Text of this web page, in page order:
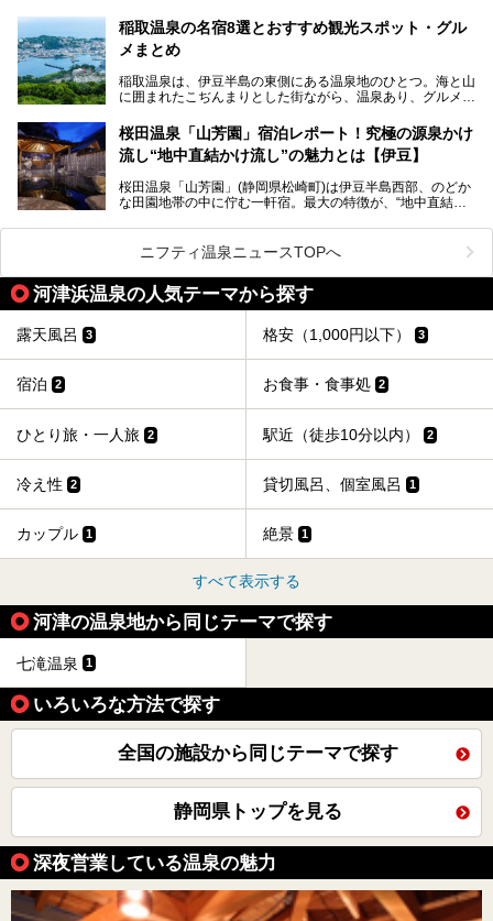
ャー施設など、現在リニューアルオープンしている施設を中
心に、家族連れでも大人だけでも、おひとりさまでも多彩な
楽しみ方ができる「プレジャーリゾート 伊豆赤沢温泉」を
───
この記事はプレジャーリゾート 伊豆赤沢温泉のPR記事で
す。
ちろん日帰りでも楽しめるのが魅力です。
この記事では、伊豆長岡温泉の歴史や魅力、おすすめの宿を
る温泉施設も紹介します！
稲取温泉の名宿8選とおすすめ観光スポット・グル
メまとめ
稲取温泉は、伊豆半島の東側にある温泉地のひとつ。海と山
に囲まれたこぢんまりとした街ながら、温泉あり、グルメあ
京からは約2時間30分、直通電車もありアクセスしやすいの
もうれしいところ。
入れる温泉施設、チェックしたい観光スポットやアクティビ
ティなどを一挙にまとめピックアップ。伊豆稲取温泉を訪れ
桜田温泉「山芳園」宿泊レポート！究極の源泉かけ
流し“地中直結かけ流し”の魅力とは【伊豆】
桜田温泉「山芳園」(静岡県松崎町)は伊豆半島西部、のどか
な田園地帯の中に佇む一軒宿。最大の特徴が、“地中直結か
地下に眠る源泉を加水・加温・消毒無し、さらには途中過程
で空気にも触れさせることなく浴槽まで提供。「究極の源泉
かけ流し」と言っても決して過言ではありません。
今回、桜田温泉「山芳園」の“温泉”を中心に、その魅力を詳
細レポート。また口コミの評判も非常に高い宿であり、客室
や食事も併せて徹底紹介します！
ニフティ温泉ニュースTOPへ
河津浜温泉の人気テーマから探す
露天風呂 3 格安（1,000円以下） 3
宿泊 2 お食事・食事処 2
ひとり旅・一人旅 2 駅近（徒歩10分以内） 2
冷え性 2 貸切風呂、個室風呂 1
カップル 1 絶景 1
すべて表示する
河津の温泉地から同じテーマで探す
七滝温泉 1
いろいろな方法で探す
全国の施設から同じテーマで探す
静岡県トップを見る
深夜営業している温泉の魅力